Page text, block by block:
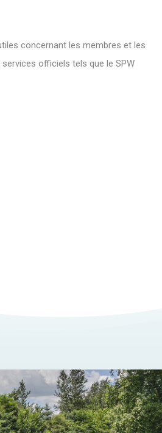
concernant les membres et les
officiels tels que le SPW